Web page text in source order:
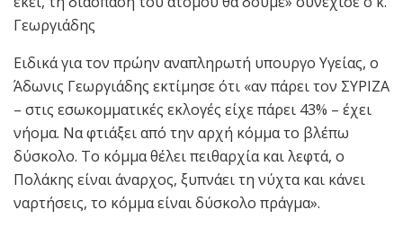
Γεωργιάδης
Ειδικά για τον πρώην αναπληρωτή υπουργο Υγείας, ο
Άδωνις Γεωργιάδης εκτίμησε ότι «αν πάρει τον ΣΥΡΙΖΑ
– στις εσωκομματικές εκλογές είχε πάρει 43% – έχει
νήομα. Να φτιάξει από την αρχή κόμμα το βλέπω
δύσκολο. Το κόμμα θέλει πειθαρχία και λεφτά, ο
Πολάκης είναι άναρχος, ξυπνάει τη νύχτα και κάνει
ναρτήσεις, το κόμμα είναι δύσκολο πράγμα».